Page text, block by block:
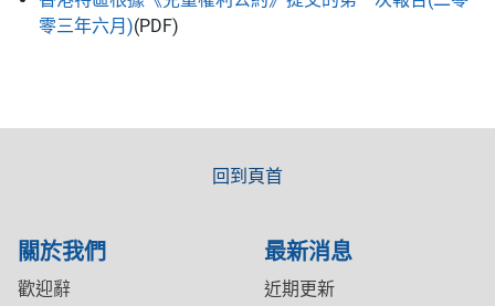
零三年六月)(PDF)
回到頁首
關於我們
歡迎辭
最新消息
近期更新